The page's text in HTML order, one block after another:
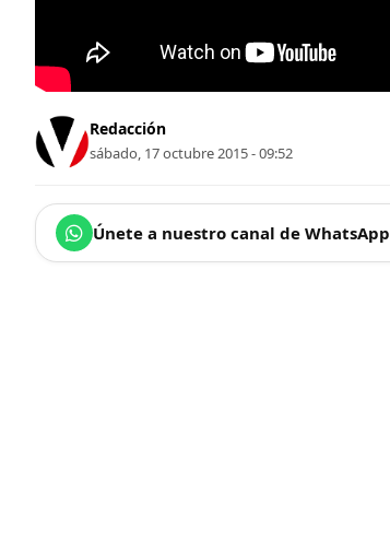
Redacción
sábado, 17 octubre 2015 - 09:52
Únete a nuestro canal de WhatsApp